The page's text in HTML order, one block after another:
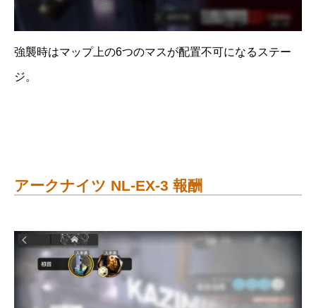
強襲時はマップ上の6つのマスが配置不可になるステー
ジ。
アークナイツ NL-EX-3 報酬